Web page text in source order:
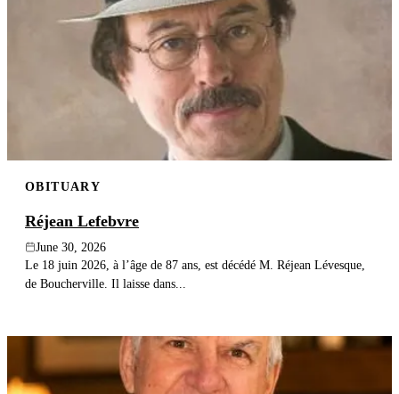
OBITUARY
Réjean Lefebvre
June 30, 2026
Le 18 juin 2026, à l’âge de 87 ans, est décédé M. Réjean Lévesque,
de Boucherville. Il laisse dans...